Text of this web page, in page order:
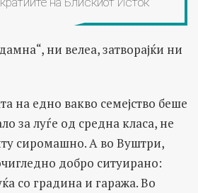
ни велеа, затворајќи ни
на едно вакво семејство беше
за луѓе од средна класа, не
сиромашно. А во Вуштри,
добро ситуирано:
со градина и гаража. Во